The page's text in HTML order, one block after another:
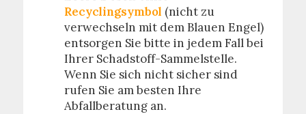
Recyclingsymbol (nicht zu
verwechseln mit dem Blauen Engel)
entsorgen Sie bitte in jedem Fall bei
Ihrer Schadstoff-Sammelstelle.
Wenn Sie sich nicht sicher sind
rufen Sie am besten Ihre
Abfallberatung an.